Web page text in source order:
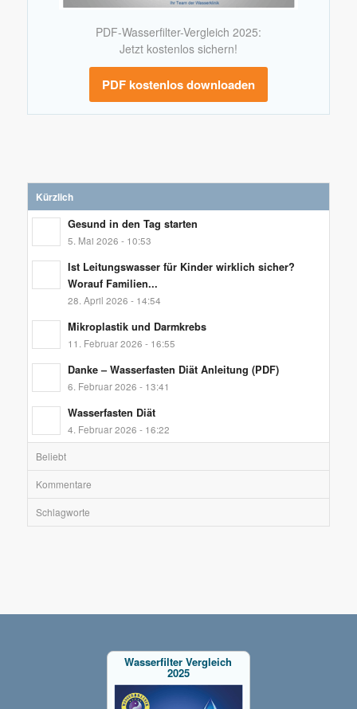
PDF-Wasserfilter-Vergleich 2025:
Jetzt kostenlos sichern!
PDF kostenlos downloaden
Kürzlich
Gesund in den Tag starten
5. Mai 2026 - 10:53
Ist Leitungswasser für Kinder wirklich sicher?
Worauf Familien...
28. April 2026 - 14:54
Mikroplastik und Darmkrebs
11. Februar 2026 - 16:55
Danke – Wasserfasten Diät Anleitung (PDF)
6. Februar 2026 - 13:41
Wasserfasten Diät
4. Februar 2026 - 16:22
Beliebt
Kommentare
Schlagworte
Wasserfilter Vergleich
2025